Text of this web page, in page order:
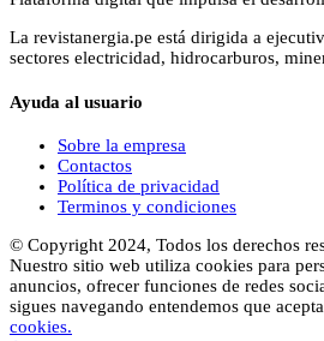
La revistanergia.pe está dirigida a
sectores electricidad, hidrocarburos,
Ayuda al usuario
Sobre la empresa
Contactos
Política de privacidad
Terminos y condiciones
© Copyright 2024, Todos los derechos
Nuestro sitio web utiliza cookies para
anuncios, ofrecer funciones de redes
sigues navegando entendemos que
cookies.